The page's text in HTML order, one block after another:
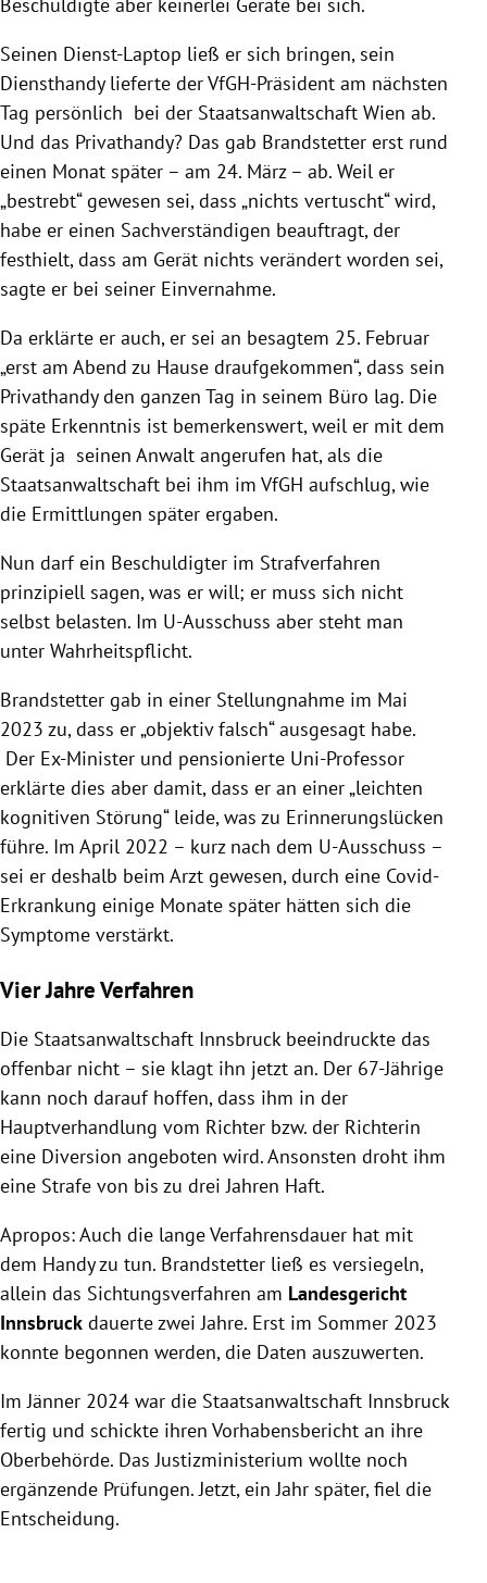
Seinen Dienst-Laptop ließ er sich bringen, sein
Diensthandy lieferte der VfGH-Präsident am nächsten
Tag persönlich bei der Staatsanwaltschaft Wien ab.
Und das Privathandy? Das gab Brandstetter erst rund
einen Monat später – am 24. März – ab. Weil er
„bestrebt“ gewesen sei, dass „nichts vertuscht“ wird,
habe er einen Sachverständigen beauftragt, der
festhielt, dass am Gerät nichts verändert worden sei,
sagte er bei seiner Einvernahme.
Da erklärte er auch, er sei an besagtem 25. Februar
„erst am Abend zu Hause draufgekommen“, dass sein
Privathandy den ganzen Tag in seinem Büro lag. Die
späte Erkenntnis ist bemerkenswert, weil er mit dem
Gerät ja seinen Anwalt angerufen hat, als die
Staatsanwaltschaft bei ihm im VfGH aufschlug, wie
die Ermittlungen später ergaben.
Nun darf ein Beschuldigter im Strafverfahren
prinzipiell sagen, was er will; er muss sich nicht
selbst belasten. Im U-Ausschuss aber steht man
unter Wahrheitspflicht.
Brandstetter gab in einer Stellungnahme im Mai
2023 zu, dass er „objektiv falsch“ ausgesagt habe.
Der Ex-Minister und pensionierte Uni-Professor
erklärte dies aber damit, dass er an einer „leichten
kognitiven Störung“ leide, was zu Erinnerungslücken
führe. Im April 2022 – kurz nach dem U-Ausschuss –
sei er deshalb beim Arzt gewesen, durch eine Covid-
Erkrankung einige Monate später hätten sich die
Symptome verstärkt.
Vier Jahre Verfahren
Die Staatsanwaltschaft Innsbruck beeindruckte das
offenbar nicht – sie klagt ihn jetzt an. Der 67-Jährige
kann noch darauf hoffen, dass ihm in der
Hauptverhandlung vom Richter bzw. der Richterin
eine Diversion angeboten wird. Ansonsten droht ihm
eine Strafe von bis zu drei Jahren Haft.
Apropos: Auch die lange Verfahrensdauer hat mit
dem Handy zu tun. Brandstetter ließ es versiegeln,
allein das Sichtungsverfahren am Landesgericht
Innsbruck dauerte zwei Jahre. Erst im Sommer 2023
konnte begonnen werden, die Daten auszuwerten.
Im Jänner 2024 war die Staatsanwaltschaft Innsbruck
fertig und schickte ihren Vorhabensbericht an ihre
Oberbehörde. Das Justizministerium wollte noch
ergänzende Prüfungen. Jetzt, ein Jahr später, fiel die
Entscheidung.